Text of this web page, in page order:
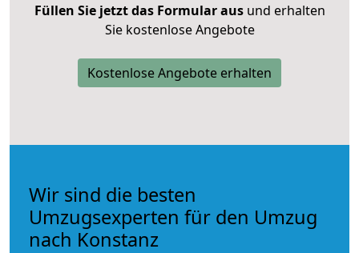
Füllen Sie jetzt das Formular ausund erhalten
Sie kostenlose Angebote
Kostenlose Angebote erhalten
Wir sind die besten
Umzugsexperten für den Umzug
nach Konstanz